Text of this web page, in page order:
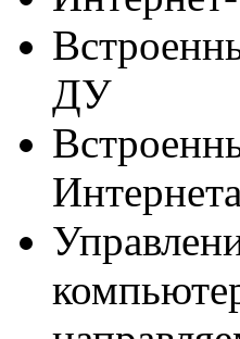
ДУ